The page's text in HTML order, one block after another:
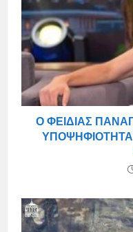
Ο ΦΕΙΔΊΑΣ
ΥΠΟΨΗΦΙΌΤΗΤΆ